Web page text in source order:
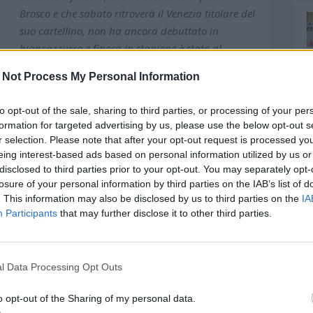
Not Process My Personal Information
opt-out of the sale, sharing to third parties, or processing of your
for targeted advertising by us, please use the below opt-out
selection. Please note that after your opt-out request is processed
interest-based ads based on personal information utilized by us
to third parties prior to your opt-out. You may separately
of your personal information by third parties on the IAB’s list of
This information may also be disclosed by us to third parties on the
Participants that may further disclose it to other third parties.
Data Processing Opt Outs
opt-out of the Sharing of my personal data.
Brosco e che sabato ritroverà il Venezia titolare del
suo cartellino, non ha ancora debuttato in
biancazzurro e finora in stagione è stato al
avventura con la Sampdoria, ma il suo momento
mister a decidere il momento giusto”, ha detto
Altare. “Io sono a totale disposizione, finora sto
cercando di dare una mano negli allenamenti e
l'ho capito sin dai primi giorni. In carriera ho
ovunque il mister ritenga possa essere utile farò il
viva, che ha entusiasmo e che può lottare con tutte
ed un segnale anche anche alle avversarie
e spirito di sacrificio per dare una gioia anche ai
uomo in campo. A Venezia sarò un ex, lì sono
della partita. Dobbiamo lavorare su ogni
in campo ma anche coloro che subentrano dalla